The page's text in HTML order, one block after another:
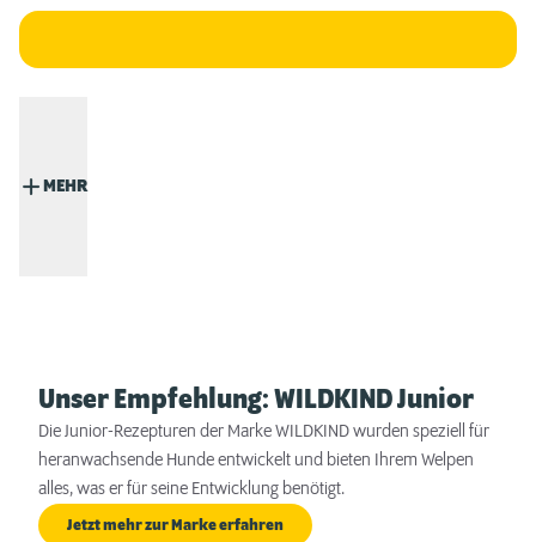
MEHR
Unser Empfehlung: WILDKIND Junior
Die Junior-Rezepturen der Marke WILDKIND wurden speziell für
heranwachsende Hunde entwickelt und bieten Ihrem Welpen
alles, was er für seine Entwicklung benötigt.
Jetzt mehr zur Marke erfahren